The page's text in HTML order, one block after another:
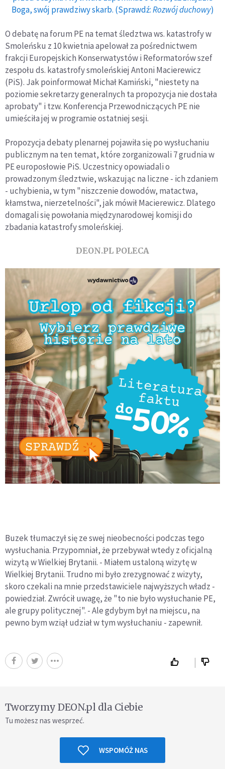
Boga, swój prawdziwy skarb. (Sprawdź:Rozwój duchowy)
O debatę na forum PE na temat śledztwa ws. katastrofy w
Smoleńsku z 10 kwietnia apelował za pośrednictwem
frakcji Europejskich Konserwatystów i Reformatorów szef
zespołu ds. katastrofy smoleńskiej Antoni Macierewicz
(PiS). Jak poinformował Michał Kamiński, "niestety na
poziomie sekretarzy generalnych ta propozycja nie dostała
aprobaty" i tzw. Konferencja Przewodniczących PE nie
umieściła jej w programie ostatniej sesji.
Propozycja debaty plenarnej pojawiła się po wysłuchaniu
publicznym na ten temat, które zorganizowali 7 grudnia w
PE europosłowie PiS. Uczestnicy opowiadali o
prowadzonym śledztwie, wskazując na liczne - ich zdaniem
- uchybienia, w tym "niszczenie dowodów, matactwa,
kłamstwa, nierzetelności", jak mówił Macierewicz. Dlatego
domagali się powołania międzynarodowej komisji do
zbadania katastrofy smoleńskiej.
DEON.PL POLECA
Buzek tłumaczył się ze swej nieobecności podczas tego
wysłuchania. Przypomniał, że przebywał wtedy z oficjalną
wizytą w Wielkiej Brytanii. - Miałem ustaloną wizytę w
Wielkiej Brytanii. Trudno mi było zrezygnować z wizyty,
skoro czekali na mnie przedstawiciele najwyższych władz -
powiedział. Zwrócił uwagę, że "to nie było wysłuchanie PE,
ale grupy politycznej". - Ale gdybym był na miejscu, na
pewno bym wziął udział w tym wysłuchaniu - zapewnił.
Tworzymy DEON.pl dla Ciebie
Tu możesz nas wesprzeć.
WSPOMÓŻ NAS